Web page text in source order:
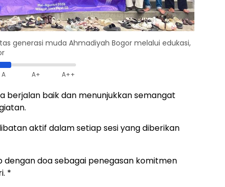
generasi muda Ahmadiyah Bogor melalui edukasi,
A A+ A++
berjalan baik dan menunjukkan semangat
aktif dalam setiap sesi yang diberikan
dengan doa sebagai penegasan komitmen
*